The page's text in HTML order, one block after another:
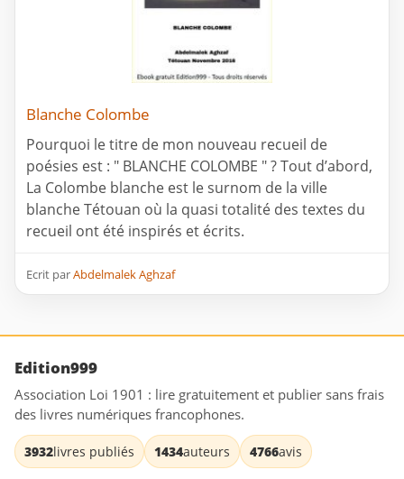
Blanche Colombe
Pourquoi le titre de mon nouveau recueil de
poésies est : " BLANCHE COLOMBE " ? Tout d’abord,
La Colombe blanche est le surnom de la ville
blanche Tétouan où la quasi totalité des textes du
recueil ont été inspirés et écrits.
Ecrit parAbdelmalek Aghzaf
Edition999
Association Loi 1901 : lire gratuitement et publier sans frais
des livres numériques francophones.
3932livres publiés 1434auteurs 4766avis